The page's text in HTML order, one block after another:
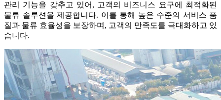
관리 기능을 갖추고 있어, 고객의 비즈니스 요구에 최적화된
물류 솔루션을 제공합니다. 이를 통해 높은 수준의 서비스 품
질과 물류 효율성을 보장하며, 고객의 만족도를 극대화하고 있
습니다.